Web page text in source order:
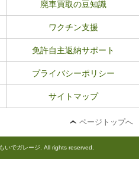
廃車買取の豆知識
ワクチン支援
免許自主返納サポート
プライバシーポリシー
サイトマップ
ページトップへ
いでガレージ. All rights reserved.